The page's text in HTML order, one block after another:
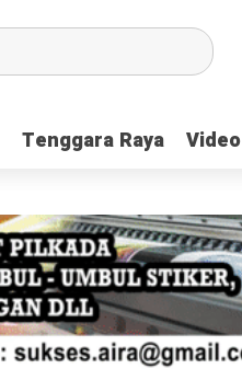
Tenggara Raya Video
Tenggara Raya Video